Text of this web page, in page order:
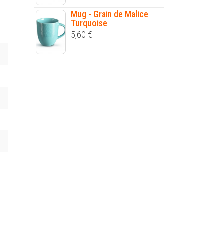
Mug - Grain de Malice
Turquoise
5,60 €